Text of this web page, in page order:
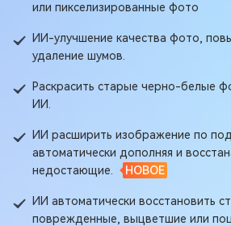
или пикселизированные фото
ИИ-улучшение качества фото,
удаление шумов.
Раскрасить старые черно-белые
ИИ.
ИИ расширить изображение по
автоматически дополняя и
недостающие.
НОВОЕ
ИИ автоматически восстановить
поврежденные, выцветшие или